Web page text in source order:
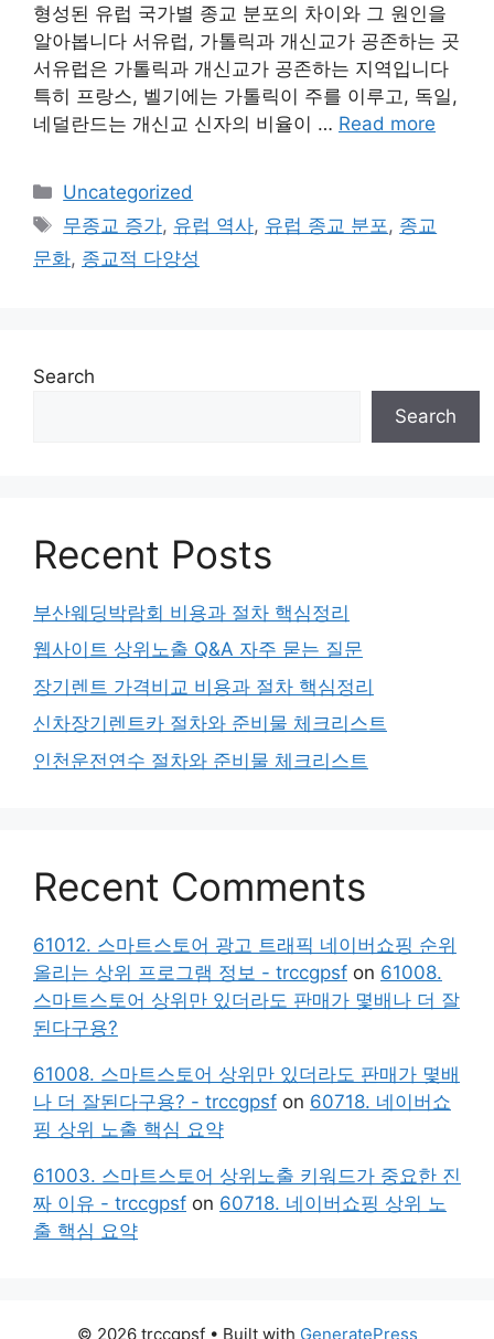
형성된 유럽 국가별 종교 분포의 차이와 그 원인을
알아봅니다 서유럽, 가톨릭과 개신교가 공존하는 곳
서유럽은 가톨릭과 개신교가 공존하는 지역입니다
특히 프랑스, 벨기에는 가톨릭이 주를 이루고, 독일,
네덜란드는 개신교 신자의 비율이 … Read more
Categories
Uncategorized
Tags
무종교 증가, 유럽 역사, 유럽 종교 분포 , 종교
문화, 종교적 다양성
Search
Search
Recent Posts
부산웨딩박람회 비용과 절차 핵심정리
웹사이트 상위노출 Q&A 자주 묻는 질문
장기렌트 가격비교 비용과 절차 핵심정리
신차장기렌트카 절차와 준비물 체크리스트
인천운전연수 절차와 준비물 체크리스트
Recent Comments
61012. 스마트스토어 광고 트래픽 네이버쇼핑 순위
올리는 상위 프로그램 정보 - trccgpsf on 61008.
스마트스토어 상위만 있더라도 판매가 몇배나 더 잘
된다구용?
61008. 스마트스토어 상위만 있더라도 판매가 몇배
나 더 잘된다구용? - trccgpsf on 60718. 네이버쇼
핑 상위 노출 핵심 요약
61003. 스마트스토어 상위노출 키워드가 중요한 진
짜 이유 - trccgpsf on 60718. 네이버쇼핑 상위 노
출 핵심 요약
© 2026 trccgpsf• Built with GeneratePress